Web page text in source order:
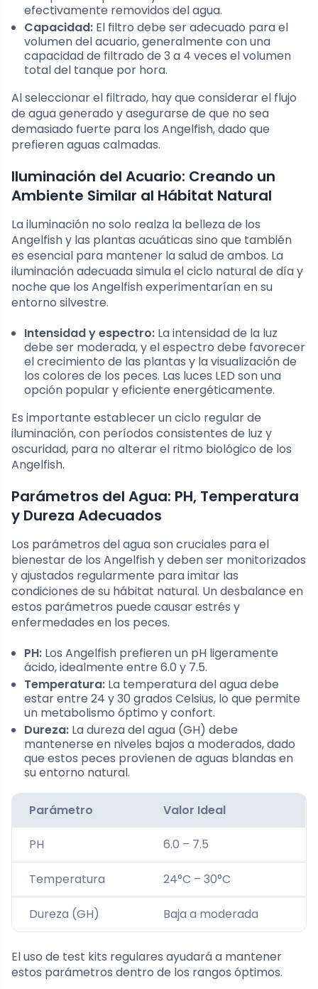
efectivamente removidos del agua.
Capacidad: El filtro debe ser adecuado para el
volumen del acuario, generalmente con una
capacidad de filtrado de 3 a 4 veces el volumen
total del tanque por hora.
Al seleccionar el filtrado, hay que considerar el flujo
de agua generado y asegurarse de que no sea
demasiado fuerte para los Angelfish, dado que
prefieren aguas calmadas.
Iluminación del Acuario: Creando un
Ambiente Similar al Hábitat Natural
La iluminación no solo realza la belleza de los
Angelfish y las plantas acuáticas sino que también
es esencial para mantener la salud de ambos. La
iluminación adecuada simula el ciclo natural de día y
noche que los Angelfish experimentarían en su
entorno silvestre.
Intensidad y espectro: La intensidad de la luz
debe ser moderada, y el espectro debe favorecer
el crecimiento de las plantas y la visualización de
los colores de los peces. Las luces LED son una
opción popular y eficiente energéticamente.
Es importante establecer un ciclo regular de
iluminación, con períodos consistentes de luz y
oscuridad, para no alterar el ritmo biológico de los
Angelfish.
Parámetros del Agua: PH, Temperatura
y Dureza Adecuados
Los parámetros del agua son cruciales para el
bienestar de los Angelfish y deben ser monitorizados
y ajustados regularmente para imitar las
condiciones de su hábitat natural. Un desbalance en
estos parámetros puede causar estrés y
enfermedades en los peces.
PH: Los Angelfish prefieren un pH ligeramente
ácido, idealmente entre 6.0 y 7.5.
Temperatura: La temperatura del agua debe
estar entre 24 y 30 grados Celsius, lo que permite
un metabolismo óptimo y confort.
Dureza: La dureza del agua (GH) debe
mantenerse en niveles bajos a moderados, dado
que estos peces provienen de aguas blandas en
su entorno natural.
Parámetro Valor Ideal
PH 6.0 – 7.5
Temperatura 24°C – 30°C
Dureza (GH) Baja a moderada
El uso de test kits regulares ayudará a mantener
estos parámetros dentro de los rangos óptimos.